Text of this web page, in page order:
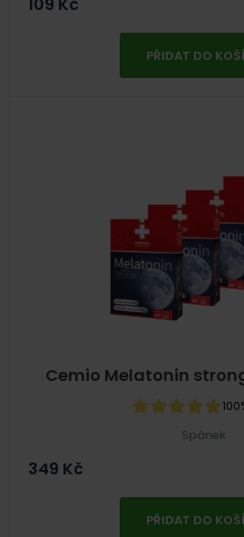
PŘIDAT DO
Cemio Melatonin
Spánek
349 Kč
PŘIDAT DO